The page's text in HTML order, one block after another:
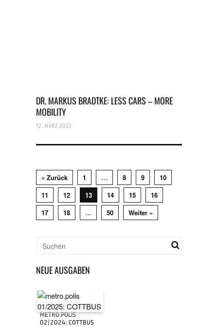
DR. MARKUS BRADTKE: LESS CARS – MORE
MOBILITY
12. MÄRZ 2023
« Zurück 1 … 8 9
10
11
12 13 14 15
16
17
18 … 50 Weiter »
NEUE AUSGABEN
METRO.POLIS
02/2024: COTTBUS